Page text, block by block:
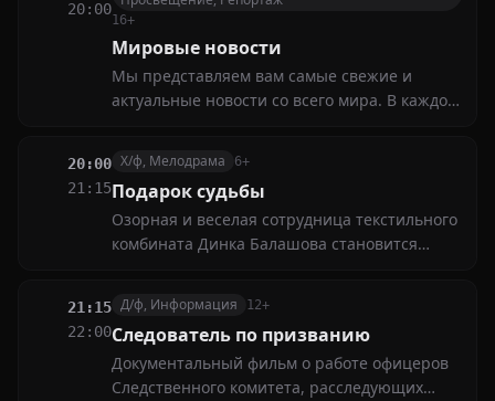
спокойствие в самых сложных ситуациях
20:00
16+
Мировые новости
Мы представляем вам самые свежие и
актуальные новости со всего мира. В каждом
экономические тренды и социальные
изменения
20:00
21:15
Х/ф, Мелодрама 6+
Подарок судьбы
Озорная и веселая сотрудница текстильного
комбината Динка Балашова становится
Виктора Павловича, строгого блюстителя
инструкций, графиков и расписаний
21:15
22:00
Д/ф, Информация 12+
Следователь по призванию
Документальный фильм о работе офицеров
Следственного комитета, расследующих